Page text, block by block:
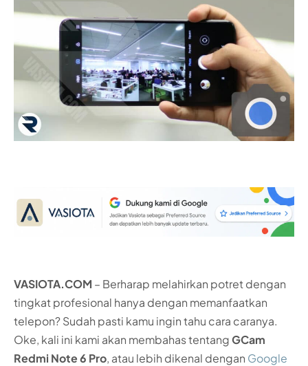
VASIOTA.COM – Berharap melahirkan potret dengan
tingkat profesional hanya dengan memanfaatkan
telepon? Sudah pasti kamu ingin tahu cara caranya.
Oke, kali ini kami akan membahas tentangGCam
Redmi Note 6 Pro, atau lebih dikenal dengan Google